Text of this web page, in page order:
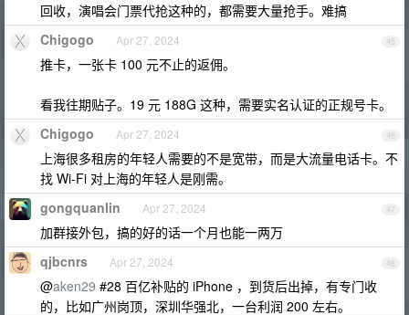
回收，演唱会门票代抢这种的，都需要大量抢手。难搞
45
Chigogo Apr 27, 2024
推卡，一张卡 100 元不止的返佣。
看我往期贴子。19 元 188G 这种，需要实名认证的正规号卡。
46
Chigogo Apr 27, 2024
上海很多租房的年轻人需要的不是宽带，而是大流量电话卡。不
找 Wi-Fi 对上海的年轻人是刚需。
47
gongquanlin Apr 27, 2024
加群接外包，搞的好的话一个月也能一两万
48
qjbcnrs Apr 27, 2024
@aken29 #28 百亿补贴的 iPhone ，到货后出掉，有专门收
的，比如广州岗顶，深圳华强北，一台利润 200 左右。